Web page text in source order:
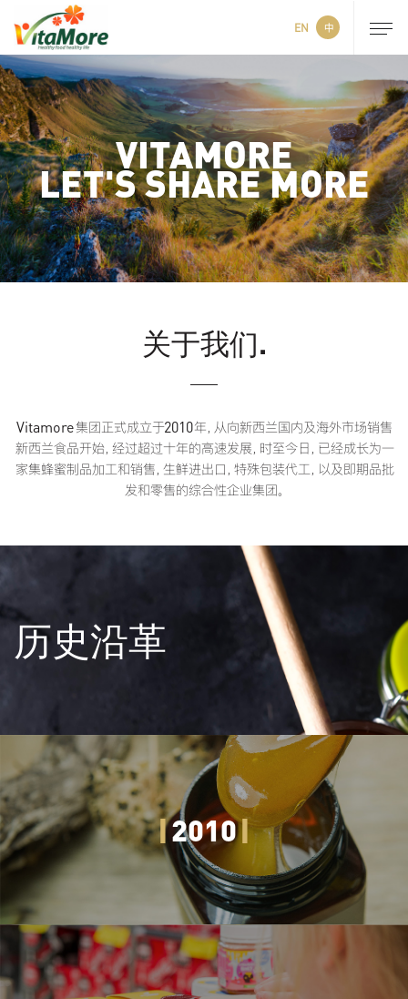
EN 中
VITAMORE
LET'S SHARE MORE
关于我们.
Vitamore集团正式成立于2010年，从向新西兰国内及海外市场销售
新西兰食品开始，经过超过十年的高速发展，时至今日，已经成长为一
家集蜂蜜制品加工和销售，生鲜进出口，特殊包装代工，以及即期品批
发和零售的综合性企业集团。
历史沿革
2010